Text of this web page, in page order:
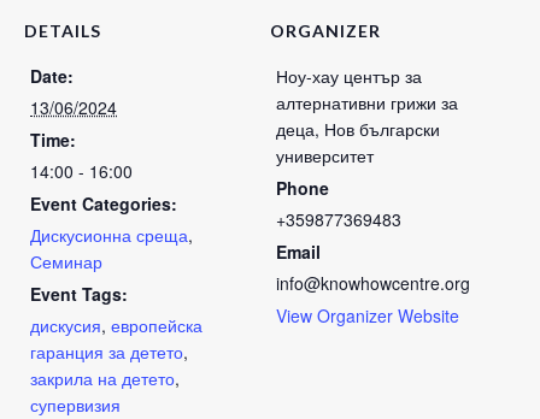
DETAILS
Date:
13/06/2024
Time:
14:00 - 16:00
Event Categories:
Дискусионна среща,
Семинар
Event Tags:
дискусия, европейска
гаранция за детето,
закрила на детето,
супервизия
ORGANIZER
Ноу-хау център за
алтернативни грижи за
деца, Нов български
университет
Phone
+359877369483
Email
info@knowhowcentre.org
View Organizer Website